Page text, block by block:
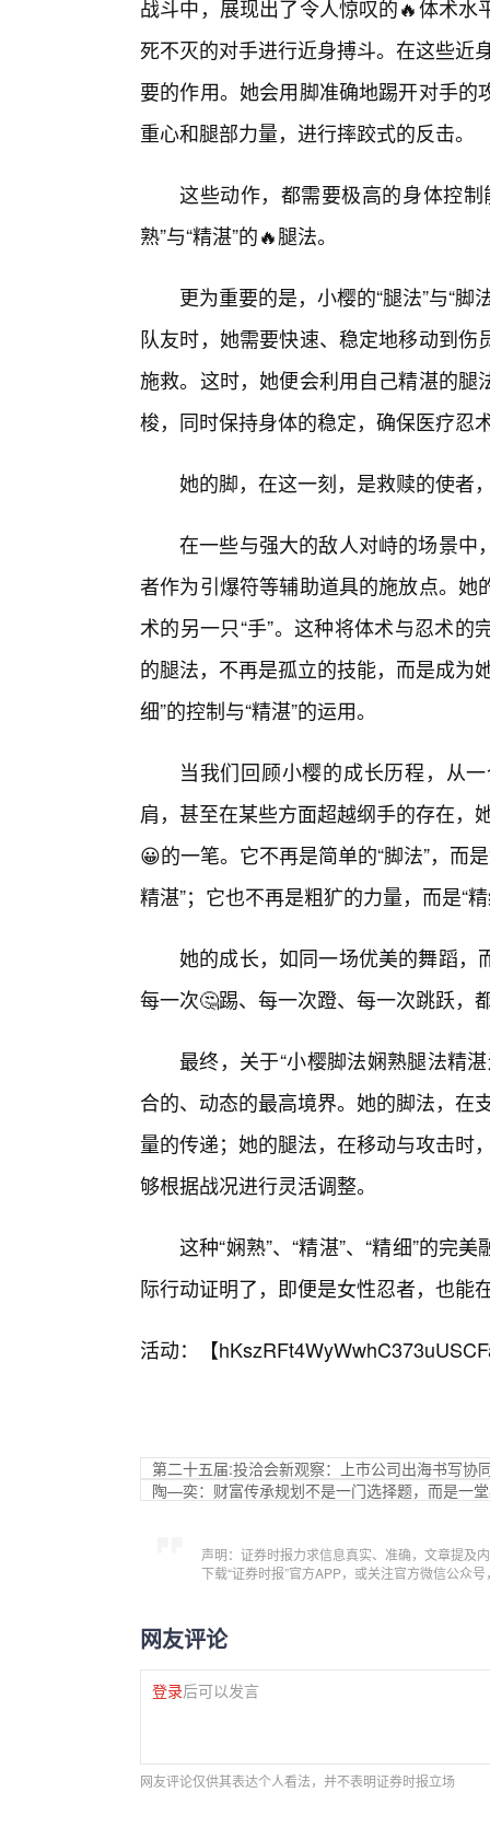
战斗中，展现出了令人惊叹的🔥体术
死不灭的对手进行近身搏斗。在这些近
要的作用。她会用脚准确地踢开对手
重心和腿部力量，进行摔跤式的反击。
这些动作，都需要极高的身体控
熟”与“精湛”的🔥腿法。
更为重要的是，小樱的“腿法”与“
队友时，她需要快速、稳定地移动到
施救。这时，她便会利用自己精湛的
梭，同时保持身体的稳定，确保医疗忍
她的脚，在这一刻，是救赎的使者
在一些与强大的敌人对峙的场景中
者作为引爆符等辅助道具的施放点。
术的另一只“手”。这种将体术与忍术
的腿法，不再是孤立的技能，而是成为
细”的控制与“精湛”的运用。
当我们回顾小樱的成长历程，从
肩，甚至在某些方面超越纲手的存在，
😀的一笔。它不再是简单的“脚法”，而
精湛”；它也不再是粗犷的力量，而是“
她的成长，如同一场优美的舞蹈，
每一次🤔踢、每一次蹬、每一次跳跃，
最终，关于“小樱脚法娴熟腿法精
合的、动态的最高境界。她的脚法，在
量的传递；她的腿法，在移动与攻击时
够根据战况进行灵活调整。
这种“娴熟”、“精湛”、“精细”的完
际行动证明了，即便是女性忍者，也能
活动：【
第二十五届:投洽会新观察：上市公司出海书写协
陶—奕：财富传承规划不是一门选择题，而是一
声明：证券时报力求信息真实、准确，文章提及
下载“证券时报”官方APP，或关注官方微信公众
网友评论
登录后可以发言
网友评论仅供其表达个人看法，并不表明证券时报立场